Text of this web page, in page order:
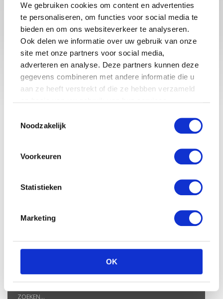
We gebruiken cookies om content en advertenties
te personaliseren, om functies voor social media te
bieden en om ons websiteverkeer te analyseren.
Ook delen we informatie over uw gebruik van onze
site met onze partners voor social media,
adverteren en analyse. Deze partners kunnen deze
gegevens combineren met andere informatie die u
aan ze heeft verstrekt of die ze hebben verzameld
Noodzakelijk
Voorkeuren
Statistieken
Marketing
OK
Babystraatje.nl is een uniek platform voor aanstaande en
jonge moeders. Een online ontmoetingsplek vol
inspirerende blogs en handige artikelen op het gebied van
zwangerschap, moederschap, babyproducten, lifestyle en
fashion. Babystraatje.nl, het leukste online (winkel)straatje
voor jou en je kleintje.
DEZE HEMA ZWANGERSCHAPSONDERGOED ESSENTIALS HAD JE
LIEVER EERDER ONTDEKT
TOP 5 BESTE LANDAL VAKANTIEPARKEN VOOR GEZINNEN DEZE
ZOMER
ZWANGERSCHAPSBEELDJE
ZOEKEN